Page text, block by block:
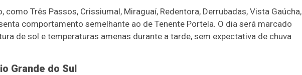
como Três Passos, Crissiumal, Miraguaí, Redentora, Derrubadas, Vista Gaúcha,
comportamento semelhante ao de Tenente Portela. O dia será marcado
de sol e temperaturas amenas durante a tarde, sem expectativa de chuva
Grande do Sul